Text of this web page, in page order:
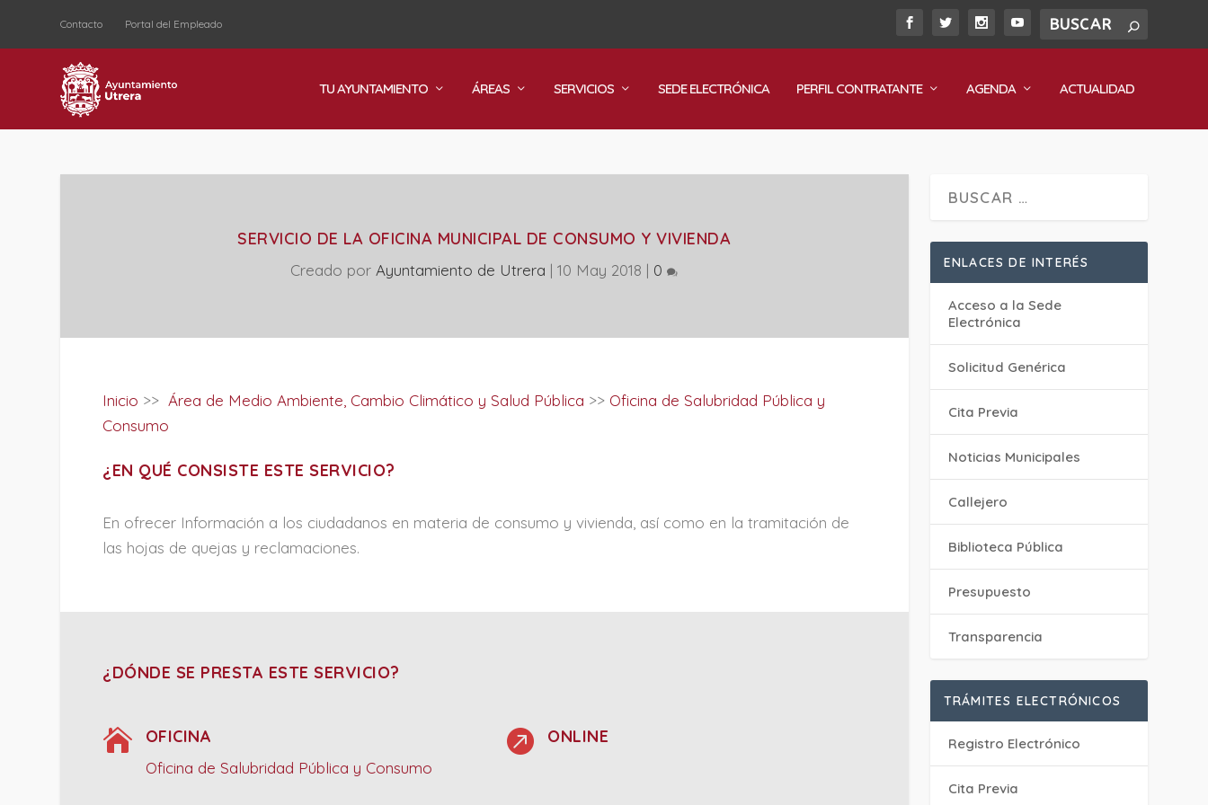
Contacto Portal del Empleado
TU AYUNTAMIENTO ÁREAS SERVICIOS SEDE ELECTRÓNICA PERFIL CONTRATANTE AGENDA ACTUALIDAD
SERVICIO DE LA OFICINA MUNICIPAL DE CONSUMO Y VIVIENDA
Creado porAyuntamiento de Utrera |10 May 2018 | 0
Inicio >>Área de Medio Ambiente, Cambio Climático y Salud Pública >> Oficina de Salubridad Pública y
Consumo
¿EN QUÉ CONSISTE ESTE SERVICIO?
En ofrecer Información a los ciudadanos en materia de consumo y vivienda, así como en la tramitación de
las hojas de quejas y reclamaciones.
¿DÓNDE SE PRESTA ESTE SERVICIO?
 OFICINA
Oficina de Salubridad Pública y Consumo
 ONLINE
ENLACES DE INTERÉS
Acceso a la Sede
Electrónica
Solicitud Genérica
Cita Previa
‎Noticias Municipales
Callejero
Biblioteca Pública
Presupuesto
Transparencia
TRÁMITES ELECTRÓNICOS
Registro Electrónico
Cita Previa